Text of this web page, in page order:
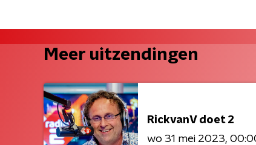
Meer uitzendingen
RickvanV doet 2
wo 31 mei 2023